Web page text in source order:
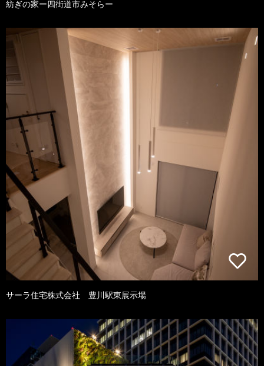
紡ぎの家ー四街道市みそらー
サーラ住宅株式会社 豊川駅東展示場